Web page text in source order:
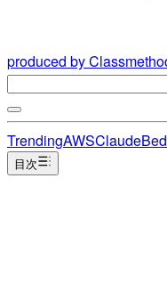
produced by
TrendingAWSClaude
目次